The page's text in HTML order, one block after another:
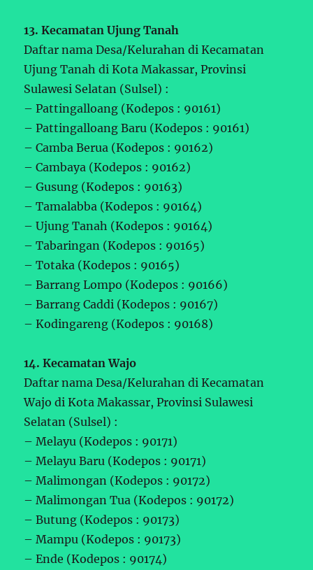
13. Kecamatan Ujung Tanah
Daftar nama Desa/Kelurahan di Kecamatan
Ujung Tanah di Kota Makassar, Provinsi
Sulawesi Selatan (Sulsel) :
– Pattingalloang (Kodepos : 90161)
– Pattingalloang Baru (Kodepos : 90161)
– Camba Berua (Kodepos : 90162)
– Cambaya (Kodepos : 90162)
– Gusung (Kodepos : 90163)
– Tamalabba (Kodepos : 90164)
– Ujung Tanah (Kodepos : 90164)
– Tabaringan (Kodepos : 90165)
– Totaka (Kodepos : 90165)
– Barrang Lompo (Kodepos : 90166)
– Barrang Caddi (Kodepos : 90167)
– Kodingareng (Kodepos : 90168)
14. Kecamatan Wajo
Daftar nama Desa/Kelurahan di Kecamatan
Wajo di Kota Makassar, Provinsi Sulawesi
Selatan (Sulsel) :
– Melayu (Kodepos : 90171)
– Melayu Baru (Kodepos : 90171)
– Malimongan (Kodepos : 90172)
– Malimongan Tua (Kodepos : 90172)
– Butung (Kodepos : 90173)
– Mampu (Kodepos : 90173)
– Ende (Kodepos : 90174)